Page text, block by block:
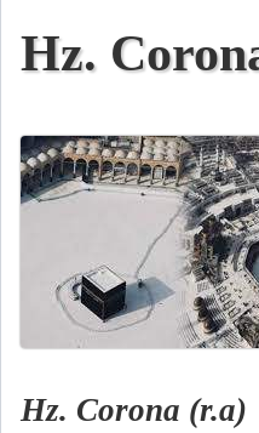
Hz.
Hz. Corona (r.a)